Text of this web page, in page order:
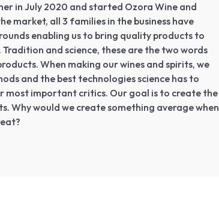
in July 2020 and started Ozora Wine and
market, all 3 families in the business have
enabling us to bring quality products to
and science, these are the two words
When making our wines and spirits, we
and the best technologies science has to
most important critics. Our goal is to create the
Why would we create something average when